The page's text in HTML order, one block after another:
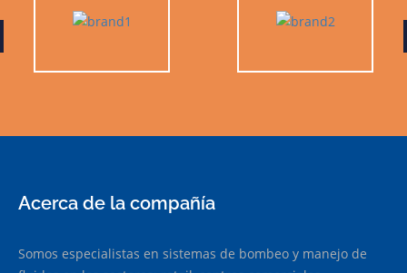
Acerca de la compañía
Somos especialistas en sistemas de bombeo y manejo de